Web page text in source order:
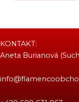
KONTAKT:
Aneta Burianová